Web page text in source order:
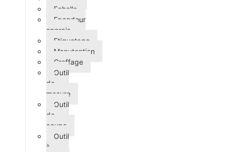
Echelle
Epandeur
engrais
Etiquetage
Manutention
Greffage
Outil
de
mesure
Outil
de
coupe
Outil
à